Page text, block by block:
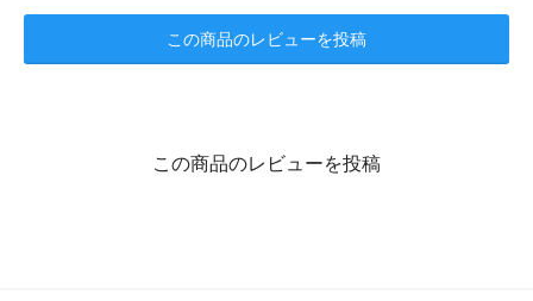
この商品のレビューを投稿
この商品のレビューを投稿